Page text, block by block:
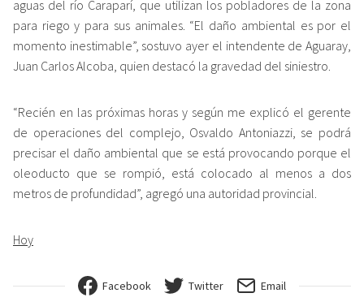
aguas del río Caraparí, que utilizan los pobladores de la zona
para riego y para sus animales. “El daño ambiental es por el
momento inestimable”, sostuvo ayer el intendente de Aguaray,
Juan Carlos Alcoba, quien destacó la gravedad del siniestro.
“Recién en las próximas horas y según me explicó el gerente
de operaciones del complejo, Osvaldo Antoniazzi, se podrá
precisar el daño ambiental que se está provocando porque el
oleoducto que se rompió, está colocado al menos a dos
metros de profundidad”, agregó una autoridad provincial.
Hoy
Facebook Twitter Email